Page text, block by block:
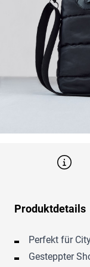
Produktdetails
Perfekt für
Gesteppter